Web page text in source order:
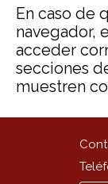
En caso de
navegador,
acceder
secciones
muestren